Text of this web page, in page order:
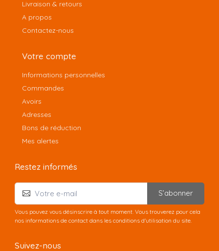
Livraison & retours
A propos
Contactez-nous
Votre compte
Informations personnelles
Commandes
Avoirs
Adresses
Bons de réduction
Mes alertes
Restez informés
S’abonner
Vous pouvez vous désinscrire à tout moment. Vous trouverez pour cela
nos informations de contact dans les conditions d'utilisation du site.
Suivez-nous